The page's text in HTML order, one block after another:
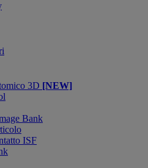
3D [NEW]
Bank
ISF